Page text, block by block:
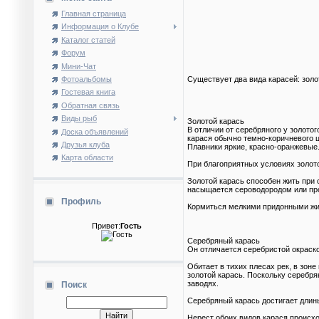
Главная страница
Информация о Клубе
Каталог статей
Форум
Мини-Чат
Фотоальбомы
Гостевая книга
Обратная связь
Виды рыб
Доска объявлений
Друзья клуба
Карта области
Профиль
Привет:Гость
Поиск
Существует два вида карасей:
Золотой карась
В отличии от серебряного у
карася обычно темно-коричневого
Плавники яркие, красно-
При благоприятных условиях
Золотой карась способен жить
насыщается сероводородом или
Кормиться мелкими придонными
Серебряный карась
Он отличается серебристой
Обитает в тихих плесах рек, в
золотой карась. Поскольку
заводях.
Серебряный карась достигает